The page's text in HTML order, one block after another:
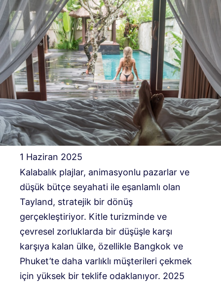
1 Haziran 2025
Kalabalık plajlar, animasyonlu pazarlar ve
düşük bütçe seyahati ile eşanlamlı olan
Tayland, stratejik bir dönüş
gerçekleştiriyor. Kitle turizminde ve
çevresel zorluklarda bir düşüşle karşı
karşıya kalan ülke, özellikle Bangkok ve
Phuket’te daha varlıklı müşterileri çekmek
için yüksek bir teklife odaklanıyor. 2025